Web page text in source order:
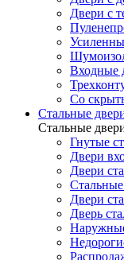
Двери с
Входные
Со
Стальные
Стальные
Гнутые
Двери
Двери
Двери
Дверь